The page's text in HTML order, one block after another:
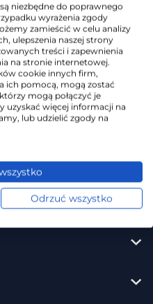
niezbędne do poprawnego
wyrażenia zgody
zamieścić w celu analizy
ulepszenia naszej strony
treści i zapewnienia
na stronie internetowej.
cookie innych firm,
ich pomocą, mogą zostać
mogą połączyć je
uzyskać więcej informacji na
lub udzielić zgody na
Odrzuć wszystko